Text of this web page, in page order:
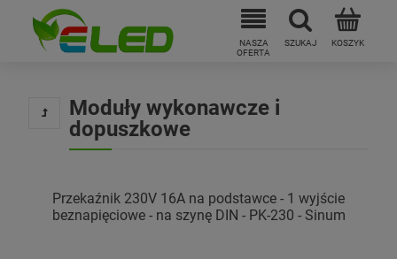
Moduły wykonawcze i
dopuszkowe
Przekaźnik 230V 16A na podstawce - 1 wyjście
beznapięciowe - na szynę DIN - PK-230 - Sinum